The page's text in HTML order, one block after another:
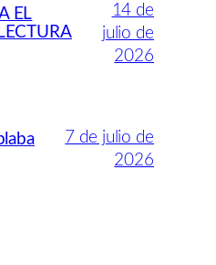
EL
14 de
julio de
2026
7 de julio de
2026